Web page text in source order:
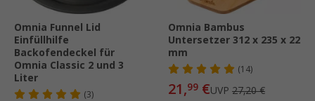
Omnia Funnel Lid
Einfüllhilfe
Backofendeckel für
Omnia Classic 2 und 3
Liter
(3)
Omnia Bambus
Untersetzer 312 x 235 x 22
mm
(14)
21,99 €UVP 27,20 €